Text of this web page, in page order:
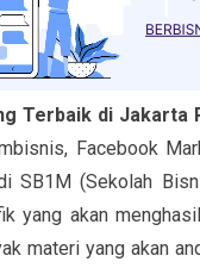
Terbaik di Jakarta
Facebook
SB1M (Sekolah
yang akan
materi yang akan